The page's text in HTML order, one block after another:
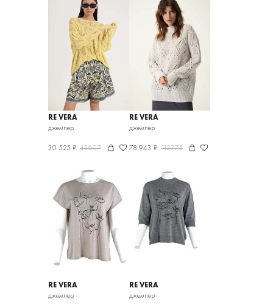
RE VERA
джемпер
30 525 ₽ 43607
RE VERA
джемпер
78 943 ₽ 112775
RE VERA
джемпер
RE VERA
джемпер